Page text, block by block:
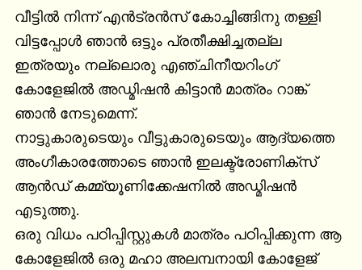
വീട്ടിൽ നിന്ന് എൻട്രൻസ് കോച്ചിങ്ങിനു തള്ളി
വിട്ടപ്പോൾ ഞാൻ ഒട്ടും പ്രതീക്ഷിച്ചതല്ല
ഇത്രയും നല്ലൊരു എഞ്ചിനീയറിംഗ്
കോളേജിൽ അഡ്മിഷൻ കിട്ടാൻ മാത്രം റാങ്ക്
ഞാൻ നേടുമെന്ന്.
നാട്ടുകാരുടെയും വീട്ടുകാരുടെയും ആദ്യത്തെ
അംഗീകാരത്തോടെ ഞാൻ ഇലക്ട്രോണിക്സ്
ആൻഡ് കമ്മ്യൂണിക്കേഷനിൽ അഡ്മിഷൻ
എടുത്തു.
ഒരു വിധം പഠിപ്പിസ്റ്റുകൾ മാത്രം പഠിപ്പിക്കുന്ന ആ
കോളേജിൽ ഒരു മഹാ അലമ്പനായി കോളേജ്